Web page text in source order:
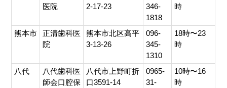
医院
2-17-23
346-
1818
時
熊本市
正清歯科医
院
熊本市北区高平
3-13-26
096-
345-
1310
18時〜23
時
八代
八代歯科医
師会口腔保
八代市上野町折
口3591-14
0965-
31-
10時〜16
時